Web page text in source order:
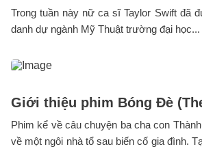
Trong tuần này nữ ca sĩ Taylor Swift đã
danh dự ngành Mỹ Thuật trường đại học...
Giới thiệu phim Bóng Đè
Phim kể về câu chuyện ba cha con
về một ngôi nhà tổ sau biến cố gia đình.